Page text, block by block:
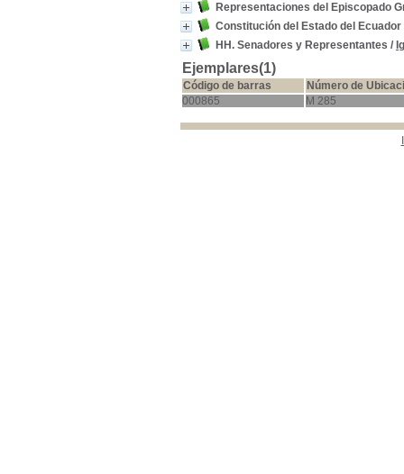
Representaciones del Episcopado
Constitución del Estado del
HH. Senadores y Representantes /
Ejemplares(1)
Código de barras
Número de
000865
M 285